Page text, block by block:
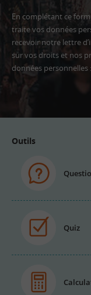
En complétant ce
traite vos données
recevoir notre lettre
sur vos droits et nos
données personnelles :
Adresse
Outils
Quiz